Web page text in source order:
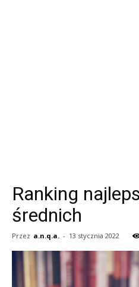
Ranking
średnich
Przez a.n.q.a. - 13 stycznia 2022